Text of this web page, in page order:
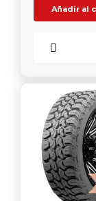
Añadir al